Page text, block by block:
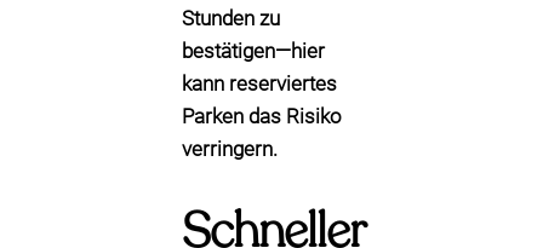
Stunden zu
bestätigen—hier
kann reserviertes
Parken das Risiko
verringern.
Schneller